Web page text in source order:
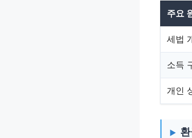
주요
세법
소득
개인